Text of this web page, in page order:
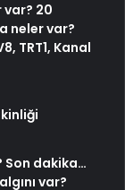
var? 20
neler var?
TRT1, Kanal
Son dakika…
var?